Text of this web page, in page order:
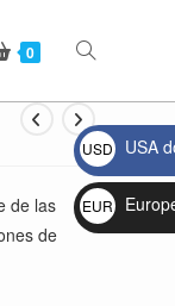
0 Alternar
búsqueda
de las
de
USD
$
USA
EUR
€